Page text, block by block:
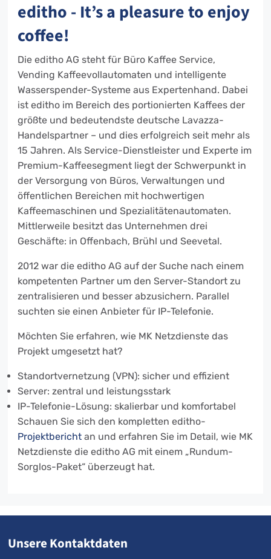
editho - It’s a pleasure to enjoy
coffee!
Die editho AG steht für Büro Kaffee Service,
Vending Kaffeevollautomaten und intelligente
Wasserspender-Systeme aus Expertenhand. Dabei
ist editho im Bereich des portionierten Kaffees der
größte und bedeutendste deutsche Lavazza-
Handelspartner – und dies erfolgreich seit mehr als
15 Jahren. Als Service-Dienstleister und Experte im
Premium-Kaffeesegment liegt der Schwerpunkt in
der Versorgung von Büros, Verwaltungen und
öffentlichen Bereichen mit hochwertigen
Kaffeemaschinen und Spezialitätenautomaten.
Mittlerweile besitzt das Unternehmen drei
Geschäfte: in Offenbach, Brühl und Seevetal.
2012 war die editho AG auf der Suche nach einem
kompetenten Partner um den Server-Standort zu
zentralisieren und besser abzusichern. Parallel
suchten sie einen Anbieter für IP-Telefonie.
Möchten Sie erfahren, wie MK Netzdienste das
Projekt umgesetzt hat?
Standortvernetzung (VPN): sicher und effizient
Server: zentral und leistungsstark
IP-Telefonie-Lösung: skalierbar und komfortabel
Schauen Sie sich den kompletten editho-
Projektbericht an und erfahren Sie im Detail, wie MK
Netzdienste die editho AG mit einem „Rundum-
Sorglos-Paket“ überzeugt hat.
Unsere Kontaktdaten